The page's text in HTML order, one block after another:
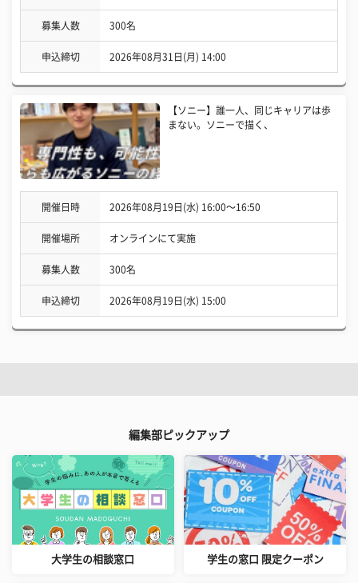
募集人数 300名
申込締切 2026年08月31日(月) 14:00
【ソニー】誰一人、同じキャリアは歩
まない。ソニーで描く、
開催日時 2026年08月19日(水) 16:00〜16:50
開催場所 オンラインにて実施
募集人数 300名
申込締切 2026年08月19日(水) 15:00
編集部ピックアップ
大学生の相談窓口 学生の窓口 限定クーポン